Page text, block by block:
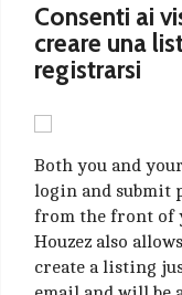
Consenti ai
creare una
registrarsi
Both you and
login and submit
from the front of
Houzez also
create a listing